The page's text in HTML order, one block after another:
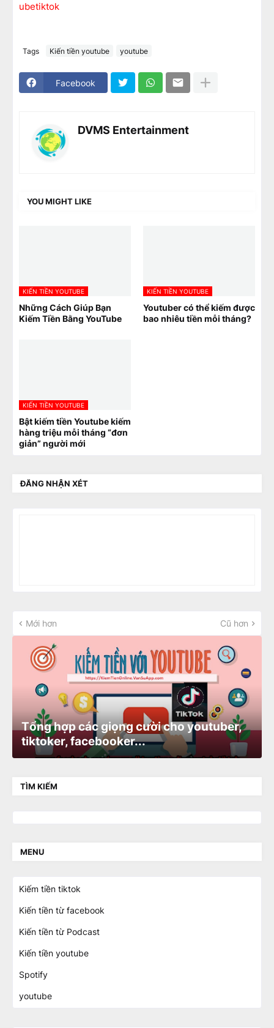
ubetiktok
Tags Kiến tiền youtube youtube
Facebook
DVMS Entertainment
YOU MIGHT LIKE
KIẾN TIỀN YOUTUBE
Những Cách Giúp Bạn
Kiếm Tiền Bằng YouTube
KIẾN TIỀN YOUTUBE
Youtuber có thể kiếm được
bao nhiêu tiền mỗi tháng?
KIẾN TIỀN YOUTUBE
Bật kiếm tiền Youtube kiếm
hàng triệu mỗi tháng “đơn
giản” người mới
ĐĂNG NHẬN XÉT
Mới hơn Cũ hơn
Tổng hợp các giọng cười cho youtuber,
tiktoker, facebooker...
TÌM KIẾM
MENU
Kiếm tiền tiktok
Kiến tiền từ facebook
Kiến tiền từ Podcast
Kiến tiền youtube
Spotify
youtube